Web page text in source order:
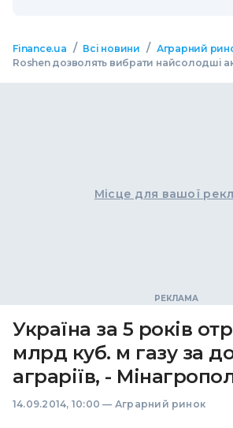
Finance.ua / Всі новини / Аграрний
Roshen дозволять вибрати найсолодші
Місце для вашої
Україна за 5 років
млрд куб. м газу за
аграріїв, -
14.09.2014, 10:00 — Аграрний ринок